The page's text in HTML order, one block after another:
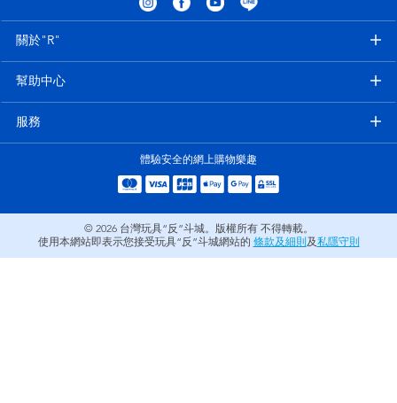
遊戲及拼圖系列
戶外及運動用品
派對用品
Barbie芭比
NERF熱火
關於"R"
幫助中心
服務
體驗安全的網上購物樂趣
© 2026 台灣玩具“反”斗城。版權所有 不得轉載。
使用本網站即表示您接受玩具“反”斗城網站的 條款及細則 及私隱守則